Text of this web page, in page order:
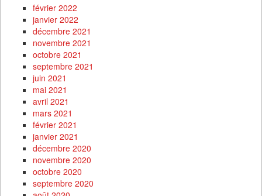
février 2022
janvier 2022
décembre 2021
novembre 2021
octobre 2021
septembre 2021
juin 2021
mai 2021
avril 2021
mars 2021
février 2021
janvier 2021
décembre 2020
novembre 2020
octobre 2020
septembre 2020